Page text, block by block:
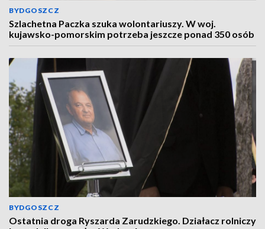
BYDGOSZCZ
Szlachetna Paczka szuka wolontariuszy. W woj.
kujawsko-pomorskim potrzeba jeszcze ponad 350 osób
BYDGOSZCZ
Ostatnia droga Ryszarda Zarudzkiego. Działacz rolniczy